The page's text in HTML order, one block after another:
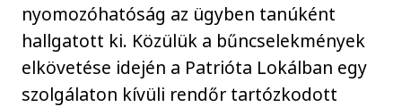
nyomozóhatóság az ügyben tanúként
hallgatott ki. Közülük a bűncselekmények
elkövetése idején a Patrióta Lokálban egy
szolgálaton kívüli rendőr tartózkodott